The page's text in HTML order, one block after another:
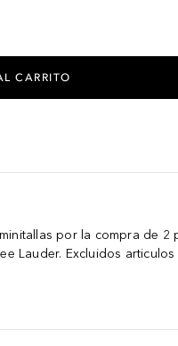
CARRITO
por la compra de 2
Lauder. Excluidos